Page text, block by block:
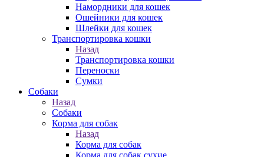
Намордники для кошек
Ошейники для кошек
Шлейки для кошек
Транспортировка кошки
Назад
Транспортировка кошки
Переноски
Сумки
Собаки
Назад
Собаки
Корма для собак
Назад
Корма для собак
Корма для собак сухие